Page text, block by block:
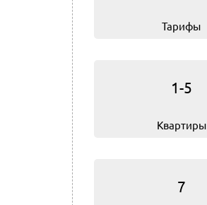
Тарифы
1-5
Квартиры
7